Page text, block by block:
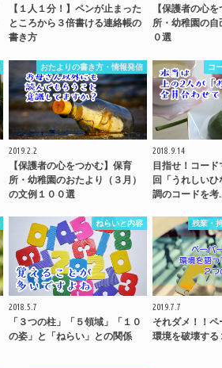
【１人１分！】ペンが止まった
ところから３倍書ける連絡帳の
書き方
【保護者の心
所・幼稚園の自
０選
おたよりの書き方・情報発信
2019.2.2
【保護者の心をつかむ】保育
所・幼稚園のおたより（３月）
の文例１００選
コ
2018.9.14
目指せ！コー
回「うれしい
調のコードを
ねらいと内容
2018.5.7
「３つの柱」「５領域」「１０
の姿」と「ねらい」との関係
残業・
2019.7.7
それダメ！！
環境を破壊する